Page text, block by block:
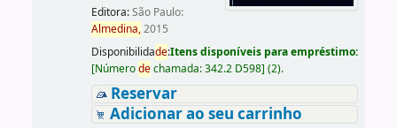
Editora:São Paulo:
Almedina,2015
Disponibilidade:Itens disponíveis para empréstimo:
[Númerodechamada:342.2 D598] (2).
Reservar
Adicionar ao seu carrinho